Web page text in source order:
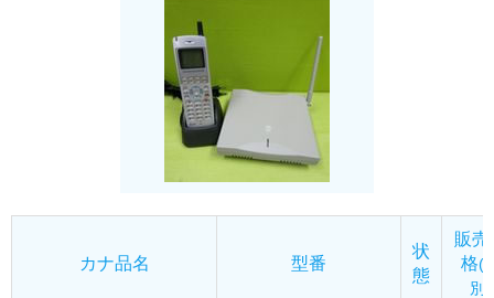
カナ品名 型番
状
態
販売
格(
別)